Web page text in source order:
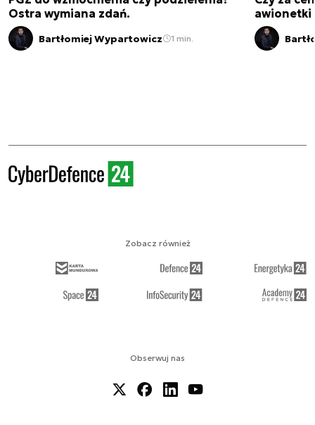
Ostra wymiana zdań.
Bartłomiej Wypartowicz 1 min.
awionetki
Obserwuj nas
Zobacz również